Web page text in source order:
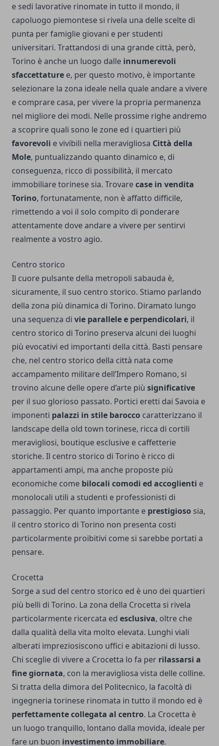
e sedi lavorative rinomate in tutto il mondo, il
capoluogo piemontese si rivela una delle scelte di
punta per famiglie giovani e per studenti
universitari. Trattandosi di una grande città, però,
Torino è anche un luogo dalle innumerevoli
sfaccettature e, per questo motivo, è importante
selezionare la zona ideale nella quale andare a vivere
e comprare casa, per vivere la propria permanenza
nel migliore dei modi. Nelle prossime righe andremo
a scoprire quali sono le zone ed i quartieri più
favorevoli e vivibili nella meravigliosa Città della
Mole, puntualizzando quanto dinamico e, di
conseguenza, ricco di possibilità, il mercato
immobiliare torinese sia. Trovarecase in vendita
Torino, fortunatamente, non è affatto difficile,
rimettendo a voi il solo compito di ponderare
attentamente dove andare a vivere per sentirvi
realmente a vostro agio.
Centro storico
Il cuore pulsante della metropoli sabauda è,
sicuramente, il suo centro storico. Stiamo parlando
della zona più dinamica di Torino. Diramato lungo
una sequenza di vie parallele e perpendicolari, il
centro storico di Torino preserva alcuni dei luoghi
più evocativi ed importanti della città. Basti pensare
che, nel centro storico della città nata come
accampamento militare dell’Impero Romano, si
trovino alcune delle opere d’arte più significative
per il suo glorioso passato. Portici eretti dai Savoia e
imponenti palazzi in stile barocco caratterizzano il
landscape della old town torinese, ricca di cortili
meravigliosi, boutique esclusive e caffetterie
storiche. Il centro storico di Torino è ricco di
appartamenti ampi, ma anche proposte più
economiche come bilocali comodi ed accoglienti e
monolocali utili a studenti e professionisti di
passaggio. Per quanto importante e prestigioso sia,
il centro storico di Torino non presenta costi
particolarmente proibitivi come si sarebbe portati a
pensare.
Crocetta
Sorge a sud del centro storico ed è uno dei quartieri
più belli di Torino. La zona della Crocetta si rivela
particolarmente ricercata ed esclusiva, oltre che
dalla qualità della vita molto elevata. Lunghi viali
alberati impreziosiscono uffici e abitazioni di lusso.
Chi sceglie di vivere a Crocetta lo fa per rilassarsi a
fine giornata, con la meravigliosa vista delle colline.
Si tratta della dimora del Politecnico, la facoltà di
ingegneria torinese rinomata in tutto il mondo ed è
perfettamente collegata al centro. La Crocetta è
un luogo tranquillo, lontano dalla movida, ideale per
fare un buon investimento immobiliare.